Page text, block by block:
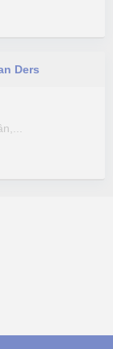
Ders